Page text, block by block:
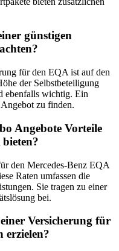
günstigen
für den EQA ist auf den
der Selbstbeteiligung
ebenfalls wichtig. Ein
zu finden.
Angebote Vorteile
den Mercedes-Benz EQA
Raten umfassen die
Sie tragen zu einer
bei.
Versicherung für
erzielen?